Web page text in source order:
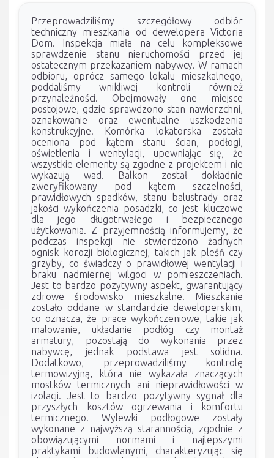
Przeprowadziliśmy szczegółowy odbiór
techniczny mieszkania od dewelopera Victoria
Dom. Inspekcja miała na celu kompleksowe
sprawdzenie stanu nieruchomości przed jej
ostatecznym przekazaniem nabywcy. W ramach
odbioru, oprócz samego lokalu mieszkalnego,
poddaliśmy wnikliwej kontroli również
przynależności. Obejmowały one miejsce
postojowe, gdzie sprawdzono stan nawierzchni,
oznakowanie oraz ewentualne uszkodzenia
konstrukcyjne. Komórka lokatorska została
oceniona pod kątem stanu ścian, podłogi,
oświetlenia i wentylacji, upewniając się, że
wszystkie elementy są zgodne z projektem i nie
wykazują wad. Balkon został dokładnie
zweryfikowany pod kątem szczelności,
prawidłowych spadków, stanu balustrady oraz
jakości wykończenia posadzki, co jest kluczowe
dla jego długotrwałego i bezpiecznego
użytkowania. Z przyjemnością informujemy, że
podczas inspekcji nie stwierdzono żadnych
ognisk korozji biologicznej, takich jak pleśń czy
grzyby, co świadczy o prawidłowej wentylacji i
braku nadmiernej wilgoci w pomieszczeniach.
Jest to bardzo pozytywny aspekt, gwarantujący
zdrowe środowisko mieszkalne. Mieszkanie
zostało oddane w standardzie deweloperskim,
co oznacza, że prace wykończeniowe, takie jak
malowanie, układanie podłóg czy montaż
armatury, pozostają do wykonania przez
nabywcę, jednak podstawa jest solidna.
Dodatkowo, przeprowadziliśmy kontrolę
termowizyjną, która nie wykazała znaczących
mostków termicznych ani nieprawidłowości w
izolacji. Jest to bardzo pozytywny sygnał dla
przyszłych kosztów ogrzewania i komfortu
termicznego. Wylewki podłogowe zostały
wykonane z najwyższą starannością, zgodnie z
obowiązującymi normami i najlepszymi
praktykami budowlanymi, charakteryzując się